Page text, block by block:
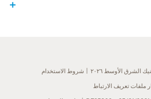
الشرق الأوسط ٢٠٢٦ شروط الاستخدام
ملفات تعريف الارتباط